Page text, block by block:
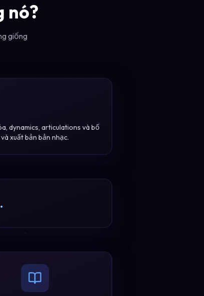
nó?
giống
dynamics, articulations và bố
xuất bản bản nhạc.